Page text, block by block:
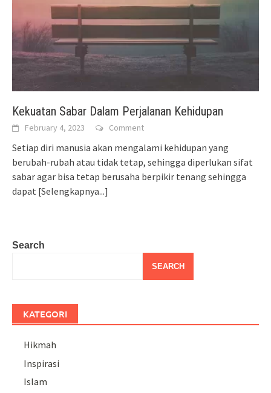
Kekuatan Sabar Dalam Perjalanan Kehidupan
February 4, 2023 Comment
Setiap diri manusia akan mengalami kehidupan yang
berubah-rubah atau tidak tetap, sehingga diperlukan sifat
sabar agar bisa tetap berusaha berpikir tenang sehingga
dapat [Selengkapnya...]
Search
SEARCH
KATEGORI
Hikmah
Inspirasi
Islam